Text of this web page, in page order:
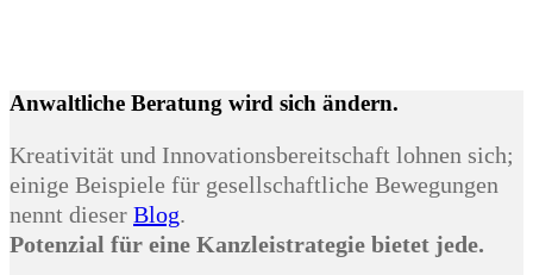
Anwaltliche Beratung wird sich ändern.
Kreativität und Innovationsbereitschaft lohnen sich;
einige Beispiele für gesellschaftliche Bewegungen
nennt dieser Blog.
Potenzial für eine Kanzleistrategie bietet jede.